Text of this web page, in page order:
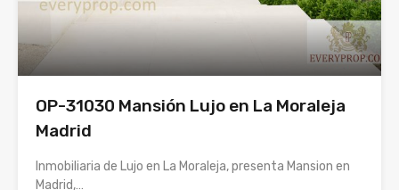
OP-31030 Mansión Lujo en La Moraleja
Madrid
Inmobiliaria de Lujo en La Moraleja, presenta Mansion en
Madrid,…